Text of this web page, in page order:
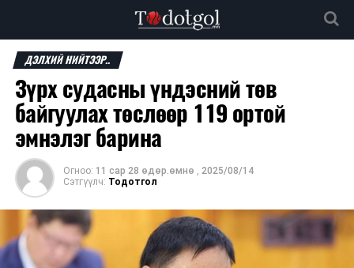
ДЭЛХИЙ НИЙТЭЭР..
Зүрх судасны үндэсний төв
байгуулах төслөөр 119 ортой
эмнэлэг барина
Огноо: 11 сар 28 өдөр.өмнө , 2025/08/14
Сэтгүүлч: Тодотгол